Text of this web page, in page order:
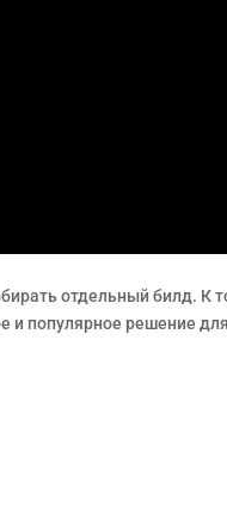
отдельный билд. К
и популярное решение